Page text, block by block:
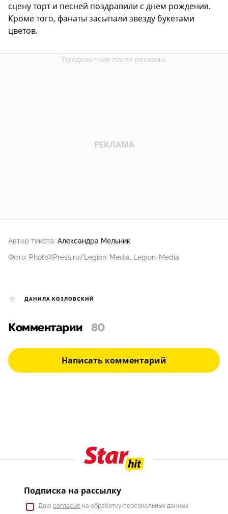
сцену торт и песней поздравили с днем рождения.
Кроме того, фанаты засыпали звезду букетами
цветов.
Автор текста: Александра Мельник
Фото: PhotoXPress.ru/Legion-Media, Legion-Media
ДАНИЛА КОЗЛОВСКИЙ
Комментарии 80
Написать комментарий
Подписка на рассылку
Даю согласие на обработку персональных данных